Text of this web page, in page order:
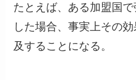
たとえば、ある加盟国
した場合、事実上その
及することになる。